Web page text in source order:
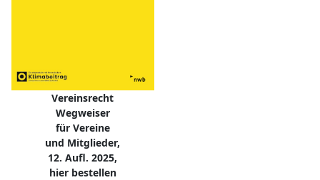
Vereinsrecht
Wegweiser
für Vereine
und Mitglieder,
12. Aufl. 2025,
hier bestellen